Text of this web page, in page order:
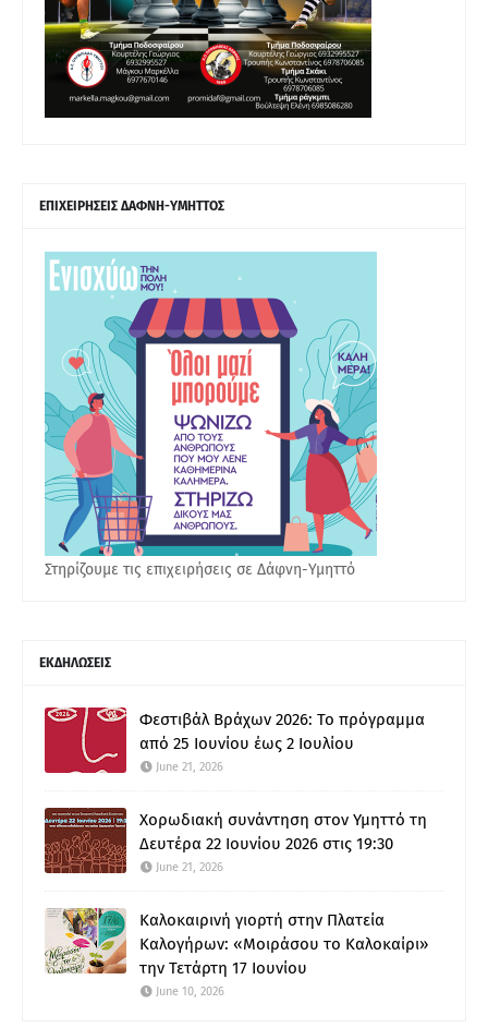
ΕΠΙΧΕΙΡΗΣΕΙΣ ΔΑΦΝΗ-ΥΜΗΤΤΟΣ
Στηρίζουμε τις επιχειρήσεις σε Δάφνη-Υμηττό
ΕΚΔΗΛΩΣΕΙΣ
Φεστιβάλ Βράχων 2026: Το πρόγραμμα
από 25 Ιουνίου έως 2 Ιουλίου
June 21, 2026
Χορωδιακή συνάντηση στον Υμηττό τη
Δευτέρα 22 Ιουνίου 2026 στις 19:30
June 21, 2026
Καλοκαιρινή γιορτή στην Πλατεία
Καλογήρων: «Μοιράσου το Καλοκαίρι»
την Τετάρτη 17 Ιουνίου
June 10, 2026